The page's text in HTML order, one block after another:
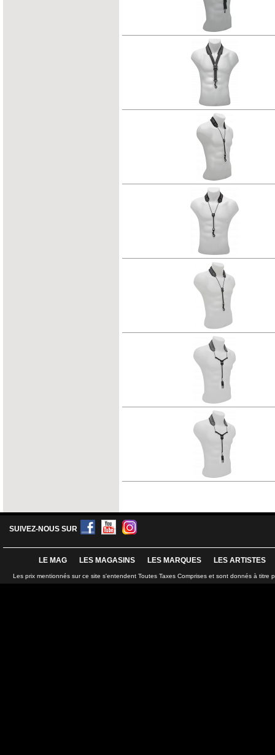
SUIVEZ-NOUS SUR
LE MAG LES MAGASINS LES MARQUES LES ARTISTES
Les prix mentionnés sur ce site s'entendent Toutes Taxes Comprises et sont donnés à